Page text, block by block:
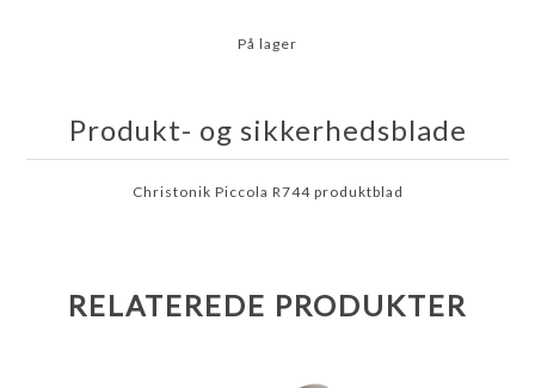
På lager
Produkt- og sikkerhedsblade
Christonik Piccola R744 produktblad
RELATEREDE PRODUKTER